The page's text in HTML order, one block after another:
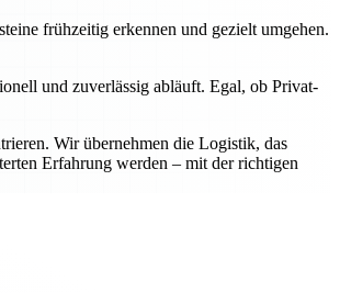
frühzeitig erkennen und gezielt umgehen.
und zuverlässig abläuft. Egal, ob Privat-
Wir übernehmen die Logistik, das
Erfahrung werden – mit der richtigen